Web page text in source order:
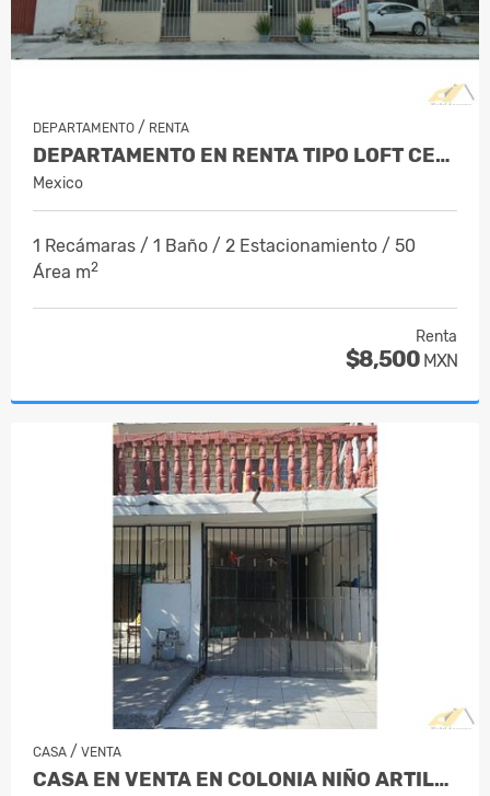
DEPARTAMENTO / RENTA
DEPARTAMENTO EN RENTA TIPO LOFT CENTR…
Mexico
1 Recámaras / 1 Baño / 2 Estacionamiento / 50
Área m2
Renta
$8,500 MXN
CASA / VENTA
CASA EN VENTA EN COLONIA NIÑO ARTILLER…